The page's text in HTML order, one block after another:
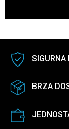
SIGURNA
BRZA